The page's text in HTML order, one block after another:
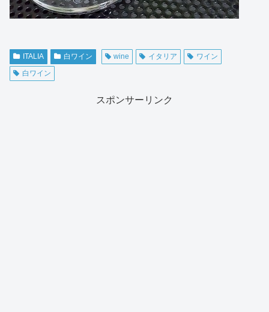
ITALIA 白ワイン wine イタリア
ワイン
白ワイン
スポンサーリンク